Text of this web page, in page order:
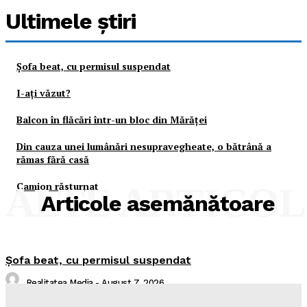
Ultimele ştiri
Şofa beat, cu permisul suspendat
I-aţi văzut?
Balcon în flăcări într-un bloc din Mărăţei
Din cauza unei lumânări nesupravegheate, o bătrână a
rămas fără casă
Camion răsturnat
Articole asemănătoare
ALTE
Şofa beat, cu permisul suspendat
Realitatea Media - August 7, 2026